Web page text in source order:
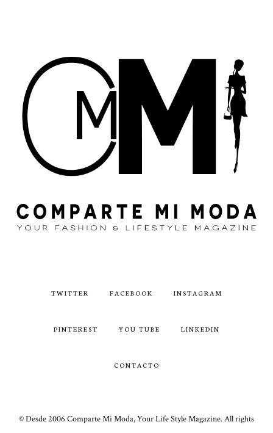
TWITTER FACEBOOK INSTAGRAM
PINTEREST YOU TUBE LINKEDIN
CONTACTO
© Desde 2006 Comparte Mi Moda, Your Life Style Magazine. All rights